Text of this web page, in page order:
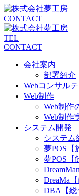
CONTACT
TEL
CONTACT
会社案内
部署紹介
Webコンサル
Web制作
Web制作
Web制作
システム開発
システム
夢POS【
夢POS【
DreaMa
DBA【総